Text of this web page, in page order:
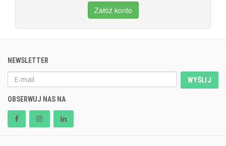
Załóż konto
NEWSLETTER
WYŚLIJ
OBSERWUJ NAS NA